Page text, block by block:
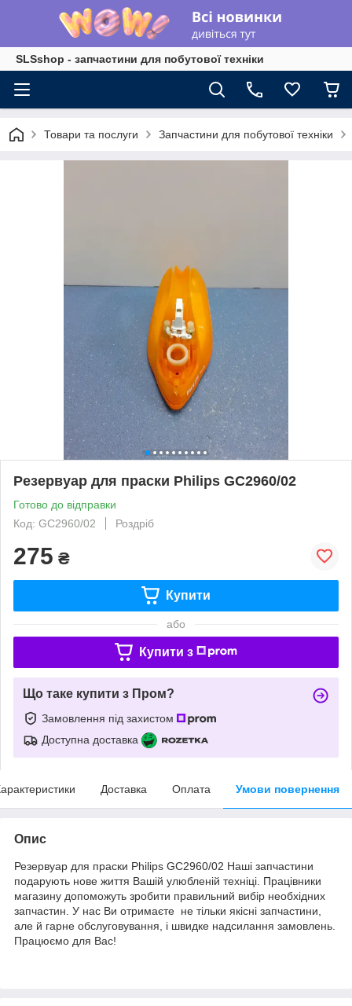
SLSshop - запчастини для побутової техніки
Товари та послуги Запчастини для побутової техніки
Резервуар для праски Philips GC2960/02
Готово до відправки
Код: GC2960/02
Роздріб
275 ₴
Купити
або
Купити з
Що таке купити з Пром?
Замовлення під захистом
Доступна доставка
Доставка Оплата Умови повернення
Опис
Резервуар для праски Philips GC2960/02 Наші запчастини
подарують нове життя Вашій улюбленій техніці. Працівники
магазину допоможуть зробити правильний вибір необхідних
запчастин. У нас Ви отримаєте не тільки якісні запчастини,
але й гарне обслуговування, і швидке надсилання замовлень.
Працюємо для Вас!